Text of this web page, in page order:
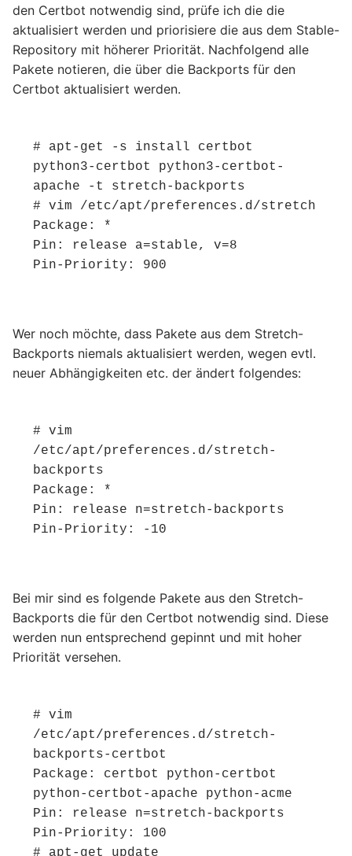
den Certbot notwendig sind, prüfe ich die die
aktualisiert werden und priorisiere die aus dem Stable-
Repository mit höherer Priorität. Nachfolgend alle
Pakete notieren, die über die Backports für den
Certbot aktualisiert werden.
# apt-get -s install certbot
python3-certbot python3-certbot-
apache -t stretch-backports
# vim /etc/apt/preferences.d/stretch
Package: *
Pin: release a=stable, v=8
Pin-Priority: 900
Wer noch möchte, dass Pakete aus dem Stretch-
Backports niemals aktualisiert werden, wegen evtl.
neuer Abhängigkeiten etc. der ändert folgendes:
# vim
/etc/apt/preferences.d/stretch-
backports
Package: *
Pin: release n=stretch-backports
Pin-Priority: -10
Bei mir sind es folgende Pakete aus den Stretch-
Backports die für den Certbot notwendig sind. Diese
werden nun entsprechend gepinnt und mit hoher
Priorität versehen.
# vim
/etc/apt/preferences.d/stretch-
backports-certbot
Package: certbot python-certbot
python-certbot-apache python-acme
Pin: release n=stretch-backports
Pin-Priority: 100
# apt-get update